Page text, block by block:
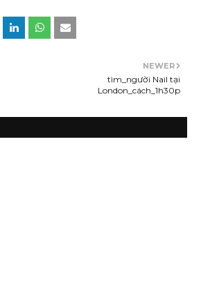
NEWER
tìm_người Nail tại
London_cách_1h30p